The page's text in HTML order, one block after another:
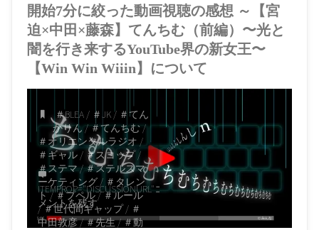
開始7分に絞った動画視聴の感想 ～【宮
迫×中田×藤森】てんちむ（前編）〜光と
闇を行き来するYouTube界の新女王〜
【Win Win Wiiin】について
＃BLEA/ ＃JK/ ＃てん
かりん/＃てんちむ/
＃オリエンタルラジオ /
＃ギャル / ＃スコップ/
＃ステマ/＃ステルスマ
ーケティング / ＃タレン
ト/＃プペル/＃ルール
/＃世代間ギャップ/ ＃
中田敦彦/＃先生/＃動
ITEMPROP="DISCUSSIONURL"コ
メントを残す